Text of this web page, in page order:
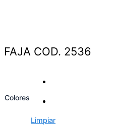
FAJA COD. 2536
Colores
Limpiar